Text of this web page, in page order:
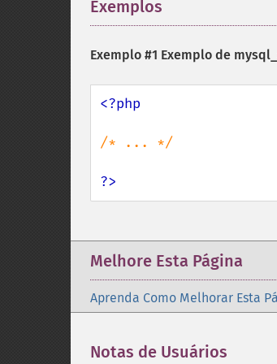
Exemplos
Exemplo #1 Exemplo de
<?php
/* ... */
?>
Melhore Esta Página
Aprenda Como Melhorar Esta
Notas de Usuários